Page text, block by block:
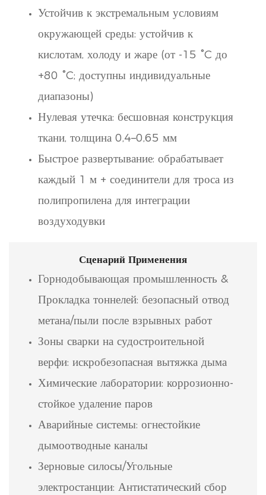
Устойчив к экстремальным условиям
окружающей среды: устойчив к
кислотам, холоду и жаре (от -15 °C до
+80 °C; доступны индивидуальные
диапазоны)
Нулевая утечка: бесшовная конструкция
ткани, толщина 0,4–0,65 мм
Быстрое развертывание: обрабатывает
каждый 1 м + соединители для троса из
полипропилена для интеграции
воздуходувки
Сценарий Применения
Горнодобывающая промышленность &
Прокладка тоннелей: безопасный отвод
метана/пыли после взрывных работ
Зоны сварки на судостроительной
верфи: искробезопасная вытяжка дыма
Химические лаборатории: коррозионно-
стойкое удаление паров
Аварийные системы: огнестойкие
дымоотводные каналы
Зерновые силосы/Угольные
электростанции: Антистатический сбор